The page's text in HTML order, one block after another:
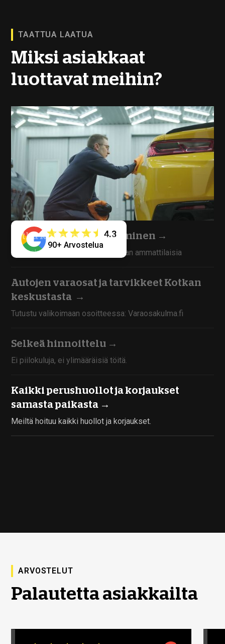
TAATTUA LAATUA
Miksi asiakkaat
luottavat meihin?
4.3
90+ Arvostelua
Pitkä kokemus ja osaaminen →
Työntekijämme ovat kokoneita alan ammattilaisia
Autojen varaosat ja tarvikkeet Kotkan
keskustasta →
Tutustu valikoimaan osoitteessa: Varaosakulma.fi
Selkeä hinnoittelu →
Ei piilokuluja, ei ylimääräisiä töitä.
Kaikki perushuollot ja korjaukset
samasta paikasta →
Meiltä hoituu kaikki huollot ja korjaukset.
ARVOSTELUT
Palautetta asiakkailta